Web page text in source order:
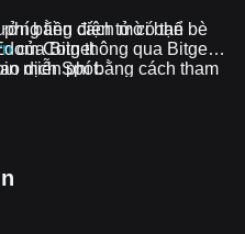
bằng cách mời bạn bè
của Bitget
miễn phí bằng cách tham
tiền điện tử có thể
Coin thông qua Bitget
dịch Spot.